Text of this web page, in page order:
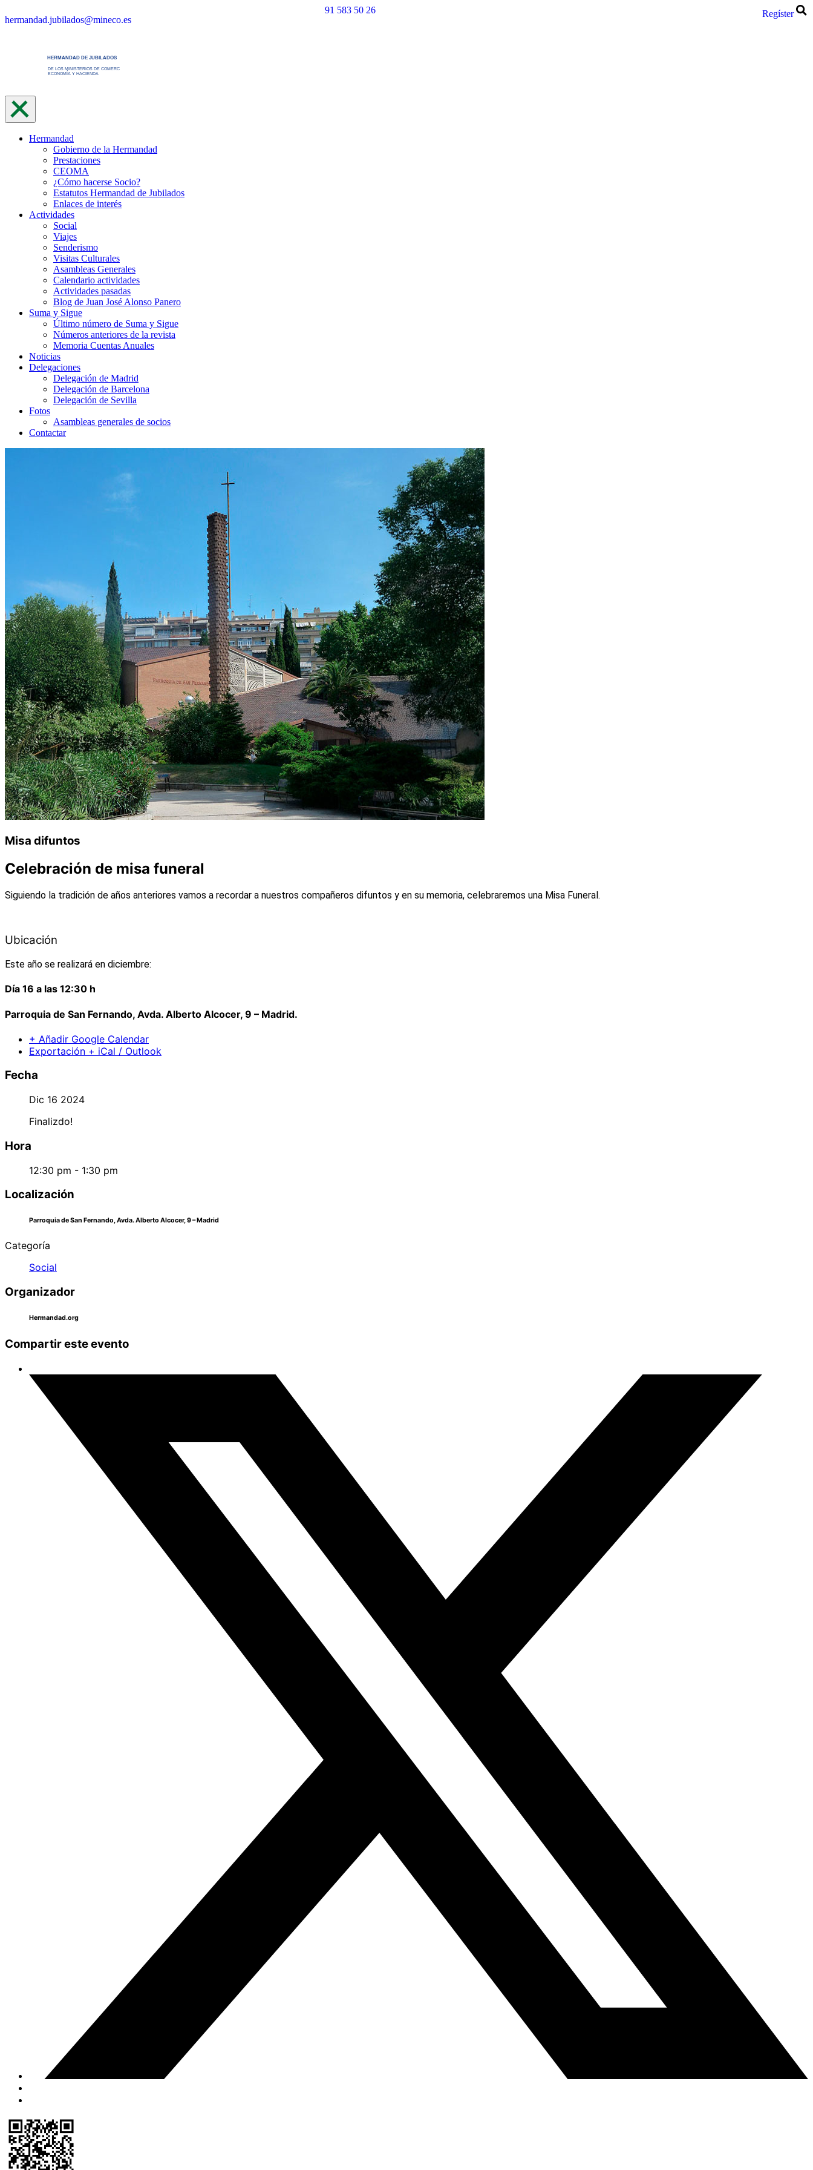
al
hermandad.jubilados@mineco.es
91 583 50 26 Regíster
Hermandad
Gobierno de la Hermandad
Prestaciones
CEOMA
¿Cómo hacerse Socio?
Estatutos Hermandad de Jubilados
Enlaces de interés
Actividades
Social
Viajes
Senderismo
Visitas Culturales
Asambleas Generales
Calendario actividades
Actividades pasadas
Blog de Juan José Alonso Panero
Suma y Sigue
Último número de Suma y Sigue
Números anteriores de la revista
Memoria Cuentas Anuales
Noticias
Delegaciones
Delegación de Madrid
Delegación de Barcelona
Delegación de Sevilla
Fotos
Asambleas generales de socios
Contactar
Misa difuntos
Celebración de misa funeral
Siguiendo la tradición de años anteriores vamos a recordar a nuestros compañeros difuntos y en su memoria, celebraremos una Misa Funeral.
Ubicación
Este año se realizará en diciembre:
Día 16 a las 12:30 h
Parroquia de San Fernando, Avda. Alberto Alcocer, 9 – Madrid.
+ Añadir Google Calendar
Exportación + iCal / Outlook
Fecha
Dic 16 2024
Finalizdo!
Hora
12:30 pm - 1:30 pm
Localización
Parroquia de San Fernando, Avda. Alberto Alcocer, 9 – Madrid
Categoría
Social
Organizador
Hermandad.org
Compartir este evento